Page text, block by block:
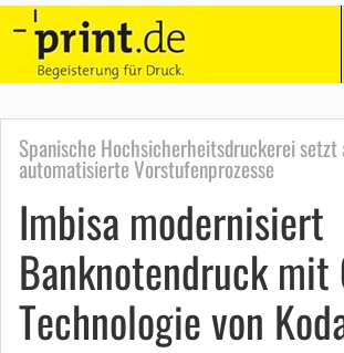
Spanische Hochsicherheitsdruckerei setzt
automatisierte Vorstufenprozesse
Imbisa modernisiert
Banknotendruck mit
Technologie von